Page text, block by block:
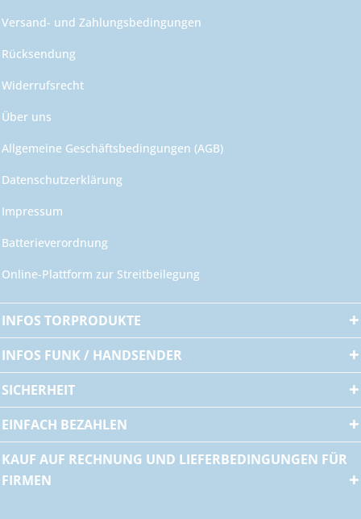
Versand- und Zahlungsbedingungen
Rücksendung
Widerrufsrecht
Über uns
Allgemeine Geschäftsbedingungen (AGB)
Datenschutzerklärung
Impressum
Batterieverordnung
Online-Plattform zur Streitbeilegung
INFOS TORPRODUKTE
INFOS FUNK / HANDSENDER
SICHERHEIT
EINFACH BEZAHLEN
KAUF AUF RECHNUNG UND LIEFERBEDINGUNGEN FÜR
FIRMEN